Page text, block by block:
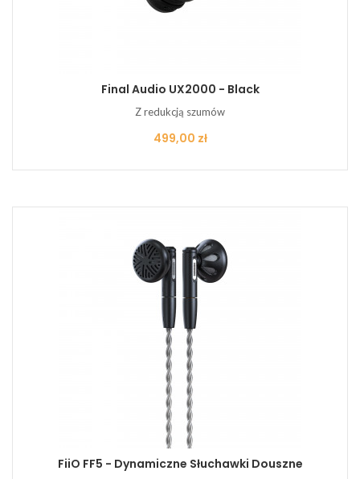
Final Audio UX2000 - Black
Z redukcją szumów
Cena
499,00 zł
FiiO FF5 - Dynamiczne Słuchawki Douszne